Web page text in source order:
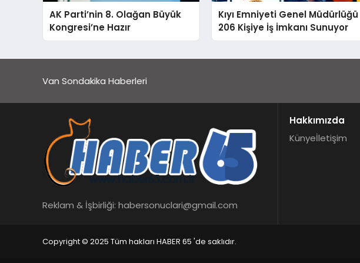
AK Parti’nin 8. Olağan Büyük
Kongresi’ne Hazır
Kıyı Emniyeti Genel Müdürlüğü
206 Kişiye İş İmkanı Sunuyor
Van Sondakika Haberleri
Reklam & İşbirliği: habersonuclari@gmail.com
Hakkımızda
Künyeİletişim
Copyright © 2025 Tüm hakları HABER 65 'de saklıdır.